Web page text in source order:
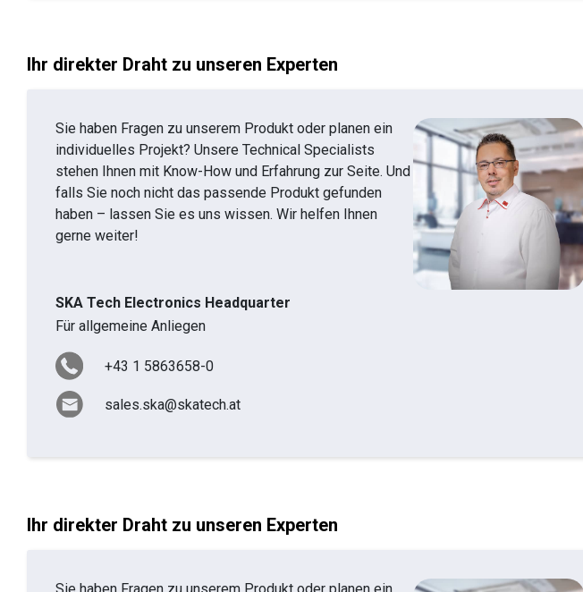
Ihr direkter Draht zu unseren Experten
Sie haben Fragen zu unserem Produkt oder planen ein
individuelles Projekt? Unsere Technical Specialists
stehen Ihnen mit Know-How und Erfahrung zur Seite. Und
falls Sie noch nicht das passende Produkt gefunden
haben – lassen Sie es uns wissen. Wir helfen Ihnen
gerne weiter!
SKA Tech Electronics Headquarter
Für allgemeine Anliegen
+43 1 5863658-0
sales.ska@skatech.at
Ihr direkter Draht zu unseren Experten